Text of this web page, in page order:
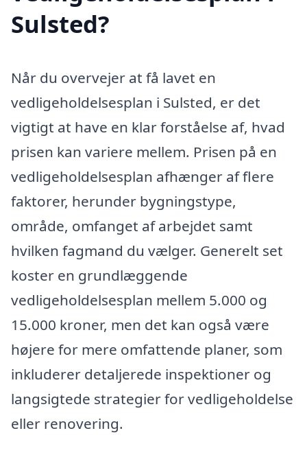
Sulsted?
Når du overvejer at få lavet en
vedligeholdelsesplan i Sulsted, er det
vigtigt at have en klar forståelse af, hvad
prisen kan variere mellem. Prisen på en
vedligeholdelsesplan afhænger af flere
faktorer, herunder bygningstype,
område, omfanget af arbejdet samt
hvilken fagmand du vælger. Generelt set
koster en grundlæggende
vedligeholdelsesplan mellem 5.000 og
15.000 kroner, men det kan også være
højere for mere omfattende planer, som
inkluderer detaljerede inspektioner og
langsigtede strategier for vedligeholdelse
eller renovering.